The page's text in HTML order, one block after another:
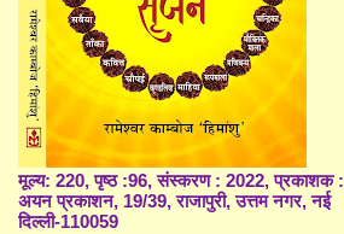
मूल्य: 220, पृष्ठ :96, संस्करण : 2022, प्रकाशक :
अयन प्रकाशन, 19/39, राजापुरी, उत्तम नगर, नई
दिल्ली-110059